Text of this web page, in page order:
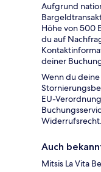
Aufgrund
Höhe von 500
du auf
deiner
Wenn du
EU-
Widerrufsrecht.
Auch
Mitsis La Vita